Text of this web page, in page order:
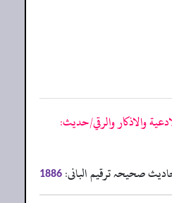
والاذكار والرقي/حدیث:
صحیحہ ترقیم البانی: 1886